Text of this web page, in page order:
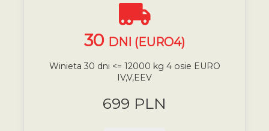
30 DNI (EURO4)
Winieta 30 dni <= 12000 kg 4 osie EURO
IV,V,EEV
699 PLN